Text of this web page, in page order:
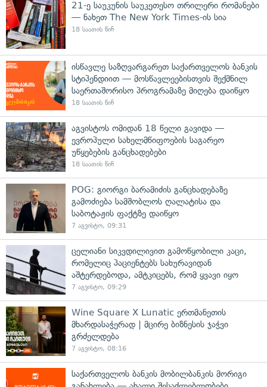
21-ე საუკუნის საუკეთესო თრილერი რომანები
— ნახეთ The New York Times-ის სია
18 საათის წინ
ისწავლე საზღვარგარეთ საქართველოს ბანკის
სტიპენდიით — მოსწავლეებისთვის შექმნილ
საერთაშორისო პროგრამაზე მიღება დაიწყო
18 საათის წინ
აგვისტოს ომიდან 18 წელი გავიდა —
ევროპული სახელმწიფოების საგარეო
უწყებების განცხადებები
18 საათის წინ
POG: გიორგი ბარამიძის განცხადებაზე
გამოძიება სამშობლოს ღალატისა და
საბოტაჟის ფაქტზე დაიწყო
7 აგვისტო, 09:31
ცელიანი სიკვდილივით გამოწყობილი კაცი,
რომელიც პაციენტებს სახურავიდან
აშტერდებოდა, ამტკიცებს, რომ ყვავი იყო
7 აგვისტო, 09:29
Wine Square X Lunatic ერთმანეთის
მხარდასაჭერად | მცირე ბიზნესის ჯაჭვი
გრძელდება
7 აგვისტო, 08:16
საქართველოს ბანკის მობილბანკის მორიგი